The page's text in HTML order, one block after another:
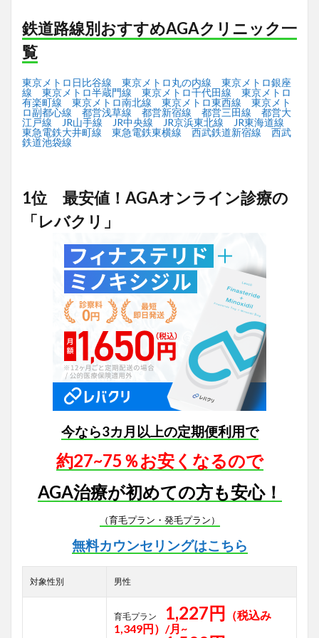
鉄道路線別おすすめAGAクリニック一
覧
東京メトロ日比谷線 東京メトロ丸の内線
東京メトロ銀座
線
東京メトロ半蔵門線 東京メトロ千代田線
東京メトロ
有楽町線
東京メトロ南北線 東京メトロ東西線
東京メト
ロ副都心線
都営浅草線 都営新宿線 都営三田線
都営大
江戸線
JR山手線 JR中央線 JR京浜東北線
JR東海道線
東急電鉄大井町線
東急電鉄東横線 西武鉄道新宿線
西武
鉄道池袋線
1位 最安値！AGAオンライン診療の
「レバクリ」
今なら3カ月以上の定期便利用で
約27~75％お安くなるので
AGA治療が初めての方も安心！
（育毛プラン・発毛プラン）
無料カウンセリングはこちら
対象性別 男性
育毛プラン 1,227円 （税込み
1,349円）/月~